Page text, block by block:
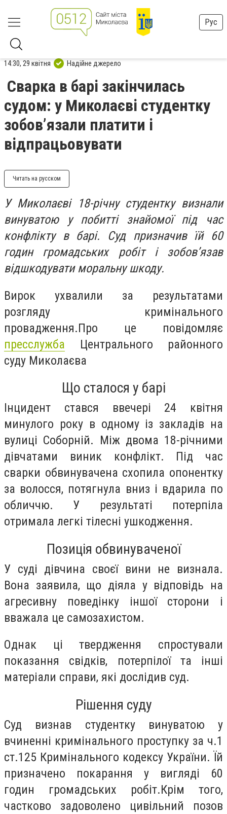
Рус
14:30, 29 квітня Надійне джерело
Сварка в барі закінчилась
судом: у Миколаєві студентку
зобов’язали платити і
відпрацьовувати
Читать на русском
У Миколаєві 18-річну студентку визнали
винуватою у побитті знайомої під час
конфлікту в барі. Суд призначив їй 60
годин громадських робіт і зобов’язав
відшкодувати моральну шкоду.
Вирок ухвалили за результатами
розгляду кримінального
провадження.Про це повідомляє
пресслужба Центрального районного
суду Миколаєва
Що сталося у барі
Інцидент стався ввечері 24 квітня
минулого року в одному із закладів на
вулиці Соборній. Між двома 18-річними
дівчатами виник конфлікт. Під час
сварки обвинувачена схопила опонентку
за волосся, потягнула вниз і вдарила по
обличчю. У результаті потерпіла
отримала легкі тілесні ушкодження.
Позиція обвинуваченої
У суді дівчина своєї вини не визнала.
Вона заявила, що діяла у відповідь на
агресивну поведінку іншої сторони і
вважала це самозахистом.
Однак ці твердження спростували
показання свідків, потерпілої та інші
матеріали справи, які дослідив суд.
Рішення суду
Суд визнав студентку винуватою у
вчиненні кримінального проступку за ч.1
ст.125 Кримінального кодексу України. Їй
призначено покарання у вигляді 60
годин громадських робіт.Крім того,
частково задоволено цивільний позов